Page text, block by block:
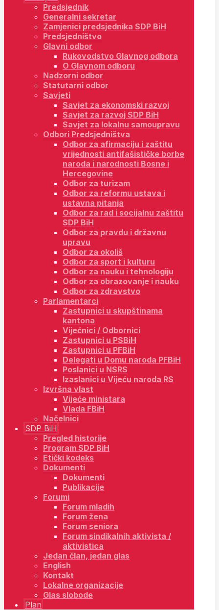
Predsjednik
Generalni sekretar
Zamjenici predsjednika SDP BiH
Predsjedništvo
Glavni odbor
Rukovodstvo Glavnog odbora
O Glavnom odboru
Nadzorni odbor
Statutarni odbor
Savjeti
Savjet za ekonomski razvoj
Savjet za razvoj SDP BiH
Savjet za lokalnu samoupravu
Odbori Predsjedništva
Odbor za afirmaciju i zaštitu
vrijednosti antifašističke borbe
naroda i narodnosti Bosne i
Hercegovine
Odbor za turizam
Odbor za reformu ustava i
ustavna pitanja
Odbor za rad i socijalnu zaštitu
SDP BiH
Odbor za pravdu i državnu
upravu
Odbor za okoliš
Odbor za sport i kulturu
Odbor za nauku i tehnologiju
Odbor za obrazovanje i nauku
Odbor za zdravstvo
Parlamentarci
Zastupnici u skupštinama
kantona
Vijećnici / Odbornici
Zastupnici u PSBiH
Zastupnici u PFBiH
Delegati u Domu naroda PFBiH
Poslanici u NSRS
Izaslanici u Vijeću naroda RS
Izvršna vlast
Vijeće ministara
Vlada FBiH
Načelnici
SDP BiH
Pregled historije
Program SDP BiH
Etički kodeks
Dokumenti
Dokumenti
Publikacije
Forumi
Forum mladih
Forum žena
Forum seniora
Forum sindikalnih aktivista /
aktivistica
Jedan član, jedan glas
English
Kontakt
Lokalne organizacije
Glas slobode
Plan